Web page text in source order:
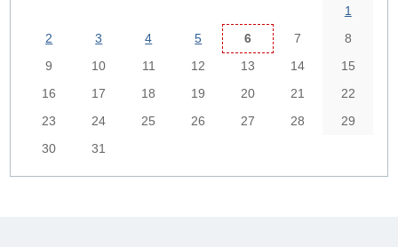
1
2
3 4 5 6 7
8
9
10 11 12 13 14
15
16
17 18 19 20 21
22
23
24 25 26 27 28
29
30
31